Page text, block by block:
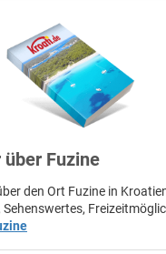
Fuzine
den Ort Fuzine in